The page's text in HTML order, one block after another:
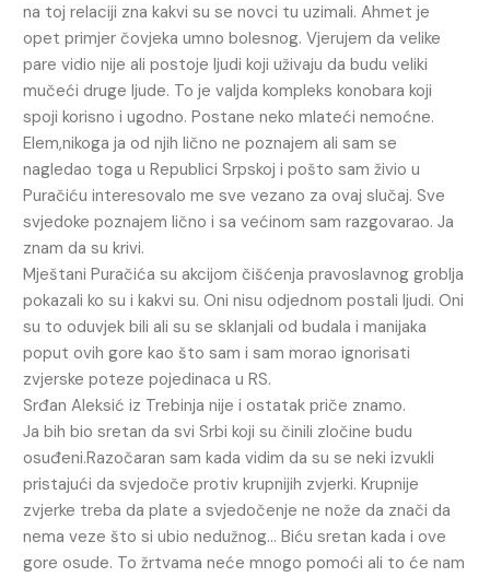
na toj relaciji zna kakvi su se novci tu uzimali. Ahmet je
opet primjer čovjeka umno bolesnog. Vjerujem da velike
pare vidio nije ali postoje ljudi koji uživaju da budu veliki
mučeći druge ljude. To je valjda kompleks konobara koji
spoji korisno i ugodno. Postane neko mlateći nemoćne.
Elem,nikoga ja od njih lično ne poznajem ali sam se
nagledao toga u Republici Srpskoj i pošto sam živio u
Puračiću interesovalo me sve vezano za ovaj slučaj. Sve
svjedoke poznajem lično i sa većinom sam razgovarao. Ja
znam da su krivi.
Mještani Puračića su akcijom čišćenja pravoslavnog groblja
pokazali ko su i kakvi su. Oni nisu odjednom postali ljudi. Oni
su to oduvjek bili ali su se sklanjali od budala i manijaka
poput ovih gore kao što sam i sam morao ignorisati
zvjerske poteze pojedinaca u RS.
Srđan Aleksić iz Trebinja nije i ostatak priče znamo.
Ja bih bio sretan da svi Srbi koji su činili zločine budu
osuđeni.Razočaran sam kada vidim da su se neki izvukli
pristajući da svjedoče protiv krupnijih zvjerki. Krupnije
zvjerke treba da plate a svjedočenje ne nože da znači da
nema veze što si ubio nedužnog… Biću sretan kada i ove
gore osude. To žrtvama neće mnogo pomoći ali to će nam